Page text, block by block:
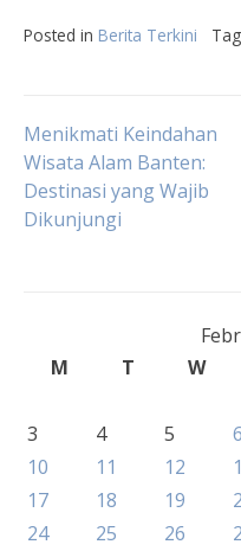
Posted in Berita Terkini
Post
navigation
Menikmati Keindahan
Wisata Alam Banten:
Destinasi yang Wajib
Dikunjungi
M
T W
3
4 5 6
10
11 12
17
18 19
24
25 26